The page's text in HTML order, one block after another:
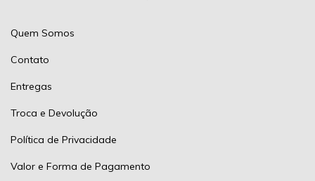
Quem Somos
Contato
Entregas
Troca e Devolução
Política de Privacidade
Valor e Forma de Pagamento